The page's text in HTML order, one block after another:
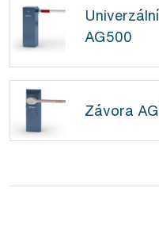
AG500
Závora